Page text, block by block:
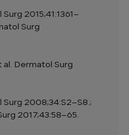
2015;41:1361–
Surg
Dermatol Surg
Surg 2008;34:S2–S8.;
2017;43:58–65.